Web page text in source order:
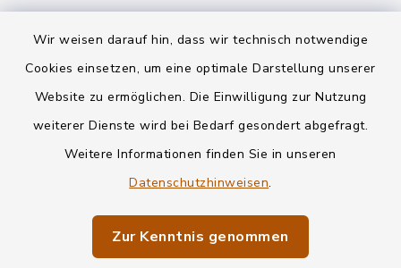
Wir weisen darauf hin, dass wir technisch notwendige
Cookies einsetzen, um eine optimale Darstellung unserer
Website zu ermöglichen. Die Einwilligung zur Nutzung
weiterer Dienste wird bei Bedarf gesondert abgefragt.
Weitere Informationen finden Sie in unseren
Datenschutzhinweisen.
Zur Kenntnis genommen
Kontakt
Informationspflichten
Impressum